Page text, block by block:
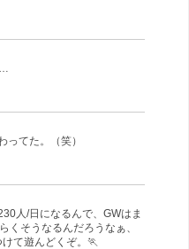
…
ってた。（笑）
人/日になるんで、GWはま
そうなるんだろうなぁ、
て遊んどくぞ。🏃